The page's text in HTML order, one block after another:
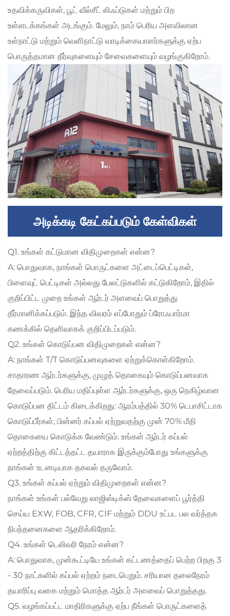
உதவிக்கருவிகள், பூட் வீல்சீட் லிஃப்டுகள் மற்றும் பிற
உள்ளடக்கங்கள் அடங்கும். மேலும், நாம் பெரிய அளவிலான
உள்நாட்டு மற்றும் வெளிநாட்டு வாடிக்கையாளர்களுக்கு ஏற்ப
பொருத்தமான தீர்வுகளையும் சேவைகளையும் வழங்குகிறோம்.
அடிக்கடி கேட்கப்படும் கேள்விகள்
Q1. உங்கள் கட்டுமான விதிமுறைகள் என்ன?
A: பொதுவாக, நாங்கள் பொருட்களை அட்டைப்பெட்டிகள்,
பிளைவுட் பெட்டிகள் அல்லது பேலட்டுகளில் கட்டுகிறோம், இதில்
குறிப்பிட்ட முறை உங்கள் ஆர்டர் அளவைப் பொறுத்து
தீர்மானிக்கப்படும். இந்த விவரம் எப்போதும் ப்ரோஃபார்மா
கணக்கில் தெளிவாகக் குறிப்பிடப்படும்.
Q2. உங்கள் கொடுப்பன விதிமுறைகள் என்ன?
A: நாங்கள் T/T கொடுப்பனவுகளை ஏற்றுக்கொள்கிறோம்.
சாதாரண ஆர்டர்களுக்கு, முழுத் தொகையும் கொடுப்பனவாக
தேவைப்படும். பெரிய மதிப்புள்ள ஆர்டர்களுக்கு, ஒரு நெகிழ்வான
கொடுப்பன திட்டம் கிடைக்கிறது: ஆரம்பத்தில் 30% டெபாசிட்டாக
கொடுப்பீர்கள், பின்னர் கப்பல் ஏற்றுவதற்கு முன் 70% மீதி
தொகையை கொடுக்க வேண்டும். உங்கள் ஆர்டர் கப்பல்
ஏற்றத்திற்கு கிட்டத்தட்ட தயாராக இருக்கும்போது உங்களுக்கு
நாங்கள் உடனடியாக தகவல் தருவோம்.
Q3. உங்கள் கப்பல் ஏற்றும் விதிமுறைகள் என்ன?
நாங்கள் உங்கள் பல்வேறு லாஜிஸ்டிக்ஸ் தேவைகளைப் பூர்த்தி
செய்ய EXW, FOB, CFR, CIF மற்றும் DDU உட்பட பல வர்த்தக
நிபந்தனைகளை ஆதரிக்கிறோம்.
Q4. உங்கள் டெலிவரி நேரம் என்ன?
A: பொதுவாக, முன்கூட்டியே உங்கள் கட்டணத்தைப் பெற்ற பிறகு 3
- 30 நாட்களில் கப்பல் ஏற்றம் நடைபெறும். சரியான தலைநேரம்
தயாரிப்பு வகை மற்றும் மொத்த ஆர்டர் அளவைப் பொறுத்தது.
Q5. வழங்கப்பட்ட மாதிரிகளுக்கு ஏற்ப நீங்கள் பொருட்களைத்